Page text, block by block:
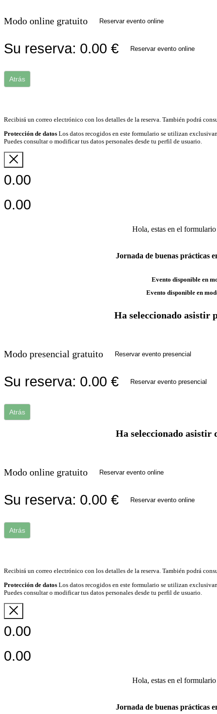
Modo online gratuito Reservar evento online
Su reserva: 0.00 € Reservar evento online
Atrás
Recibirá un correo electrónico con los detalles de la reserva. También podrá
Protección de datos Los datos recogidos en este formulario se utilizan
Puedes consultar o modificar tus datos personales desde tu perfil de usuario.
0.00
0.00
Hola, estas en el formulario
Jornada de buenas prácticas
Evento disponible en
Evento disponible en
Ha seleccionado asistir
Modo presencial gratuito Reservar evento presencial
Su reserva: 0.00 € Reservar evento presencial
Atrás
Ha seleccionado asistir
Modo online gratuito Reservar evento online
Su reserva: 0.00 € Reservar evento online
Atrás
Recibirá un correo electrónico con los detalles de la reserva. También podrá
Protección de datos Los datos recogidos en este formulario se utilizan
Puedes consultar o modificar tus datos personales desde tu perfil de usuario.
0.00
0.00
Hola, estas en el formulario
Jornada de buenas prácticas